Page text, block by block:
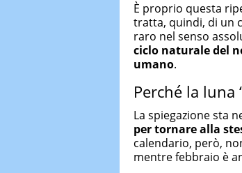
È proprio questa
tratta, quindi, di un
raro nel senso
ciclo naturale del
umano.
Perché la luna
La spiegazione sta
per tornare alla
calendario, però,
mentre febbraio è